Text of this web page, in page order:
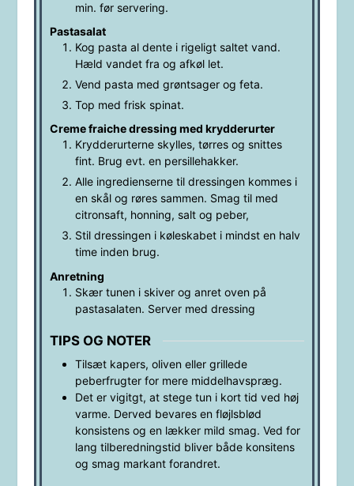
min. før servering.
Pastasalat
Kog pasta al dente i rigeligt saltet vand.
Hæld vandet fra og afkøl let.
Vend pasta med grøntsager og feta.
Top med frisk spinat.
Creme fraiche dressing med krydderurter
Krydderurterne skylles, tørres og snittes
fint. Brug evt. en persillehakker.
Alle ingredienserne til dressingen kommes i
en skål og røres sammen. Smag til med
citronsaft, honning, salt og peber,
Stil dressingen i køleskabet i mindst en halv
time inden brug.
Anretning
Skær tunen i skiver og anret oven på
pastasalaten. Server med dressing
TIPS OG NOTER
Tilsæt kapers, oliven eller grillede
peberfrugter for mere middelhavspræg.
Det er vigitgt, at stege tun i kort tid ved høj
varme. Derved bevares en fløjlsblød
konsistens og en lækker mild smag. Ved for
lang tilberedningstid bliver både konsitens
og smag markant forandret.